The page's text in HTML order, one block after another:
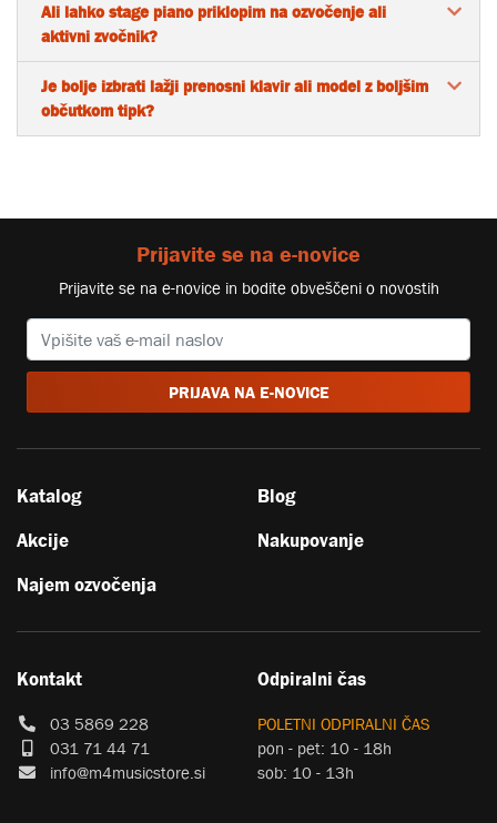
Ali lahko stage piano priklopim na ozvočenje ali
aktivni zvočnik?
Je bolje izbrati lažji prenosni klavir ali model z boljšim
občutkom tipk?
Prijavite se na e-novice
Prijavite se na e-novice in bodite obveščeni o novostih
PRIJAVA NA E-NOVICE
Katalog
Akcije
Najem ozvočenja
Blog
Nakupovanje
Kontakt
03 5869 228
031 71 44 71
info@m4musicstore.si
Odpiralni čas
POLETNI ODPIRALNI ČAS
pon - pet: 10 - 18h
sob: 10 - 13h